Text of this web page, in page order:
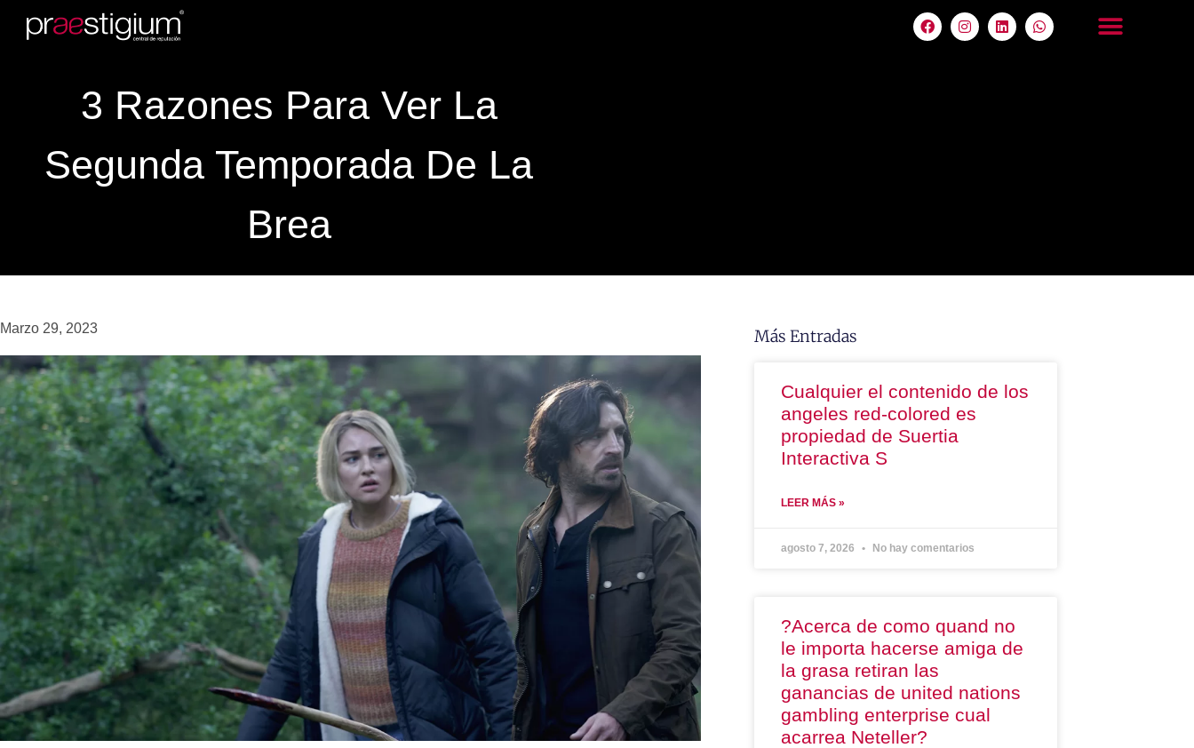
3 Razones Para Ver La
Segunda Temporada De La
Brea
Marzo 29, 2023 Más Entradas
Cualquier el contenido de los
angeles red-colored es
propiedad de Suertia
Interactiva S
LEER MÁS »
agosto 7, 2026 No hay comentarios
?Acerca de como quand no
le importa hacerse amiga de
la grasa retiran las
ganancias de united nations
gambling enterprise cual
acarrea Neteller?